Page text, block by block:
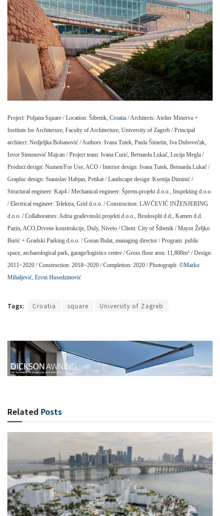
Project: Poljana Square / Location: Šibenik, Croatia / Architects: Atelier Minerva +
Institute for Architecure, Faculty of Architecture, University of Zagreb / Principal
architect: Nedjeljka Bobanović / Authors: Ivana Tutek, Paula Šimetin, Iva Dubovečak,
Izvor Simonović Majcan / Project team: Ivana Curić, Bernarda Lukač, Lucija Megla /
Product design: Numen/For Use, ACO / Interior design: Ivana Tutek, Bernarda Lukač /
Graphic design: Stanislav Habjan, Petikat / Landscape design: Ksenija Diminić /
Structural engineer: Kap4 / Mechanical engineer: Šprem-projekt d.o.o., Inspekting d.o.o.
/ Electrical engineer: Telektra, Grid d.o.o. / Construction: LAVČEVIĆ INŽENJERING
d.o.o. / Collaborators: Adria građevinski projekti d.o.o., Brodosplit d.d., Kamen d.d.
Pazin, ACO,Drvene konstrukcije, Duly, Niveto / Client: City of Šibenik / Mayor Željko
Burić + Gradski Parking d.o.o. / Goran Bulat, managing director / Program: public
space, archaeological park, garage/logistics centre / Gross floor area: 11,800m² / Design:
2011~2020 / Construction: 2018~2020 / Completion: 2020 / Photograph: ©Marko
Mihaljević Ervin Husedzinović
Tags: Croatia square University of Zagreb
Related Posts